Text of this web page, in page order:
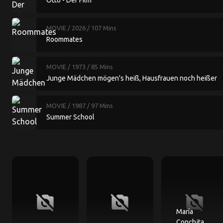
MOVIE / 2026 / 107 Mins
Roommates
MOVIE / 1973 / 85 Mins
Junge Mädchen mögen's heiß, Hausfrauen noch heißer
MOVIE / 1987 / 97 Mins
Summer School
no_photography no_photography no_photography
María